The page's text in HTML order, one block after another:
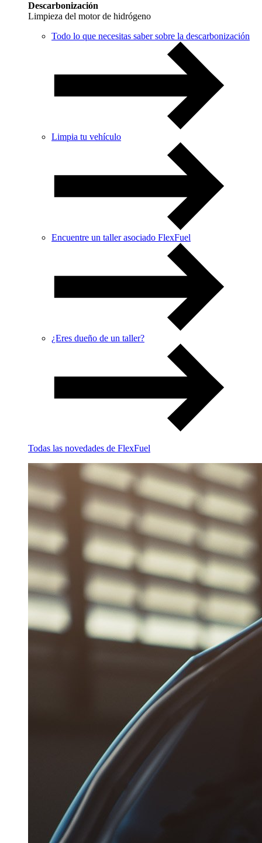
Descarbonización
Limpieza del motor de hidrógeno
Todo lo que necesitas saber sobre la descarbonización
Limpia tu vehículo
Encuentre un taller asociado FlexFuel
¿Eres dueño de un taller?
Todas las novedades de FlexFuel